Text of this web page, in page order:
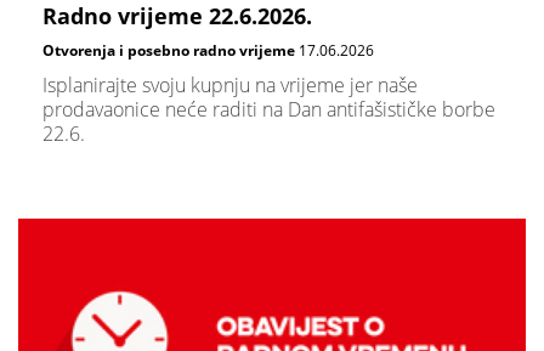
Radno vrijeme 22.6.2026.
Otvorenja i posebno radno vrijeme 17.06.2026
Isplanirajte svoju kupnju na vrijeme jer naše
prodavaonice neće raditi na Dan antifašističke borbe
22.6.